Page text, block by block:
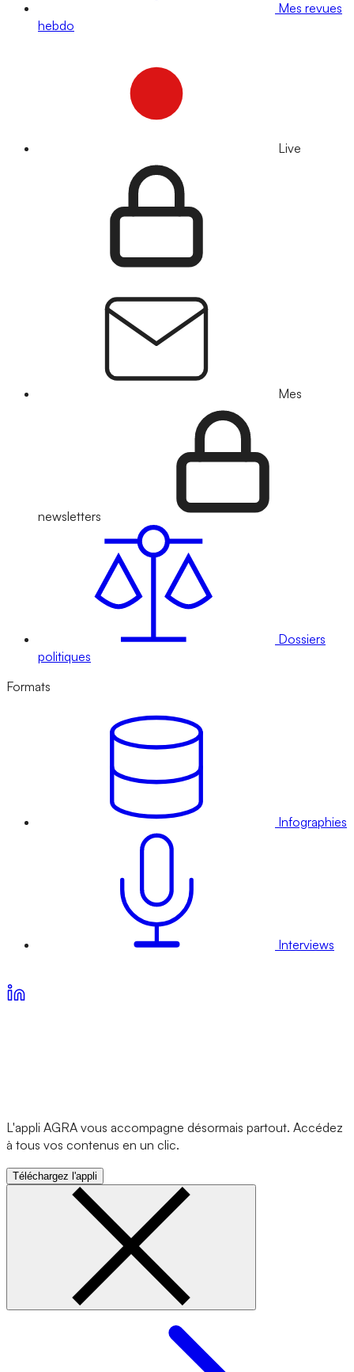
Mes revues
hebdo
Live
Mes
newsletters
Dossiers
politiques
Formats
Infographies
Interviews
L'appli AGRA vous accompagne désormais partout. Accédez
à tous vos contenus en un clic.
Téléchargez l'appli